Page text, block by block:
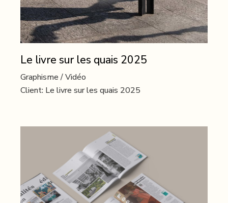
Le livre sur les quais 2025
Graphisme
Vidéo
Client: Le livre sur les quais 2025